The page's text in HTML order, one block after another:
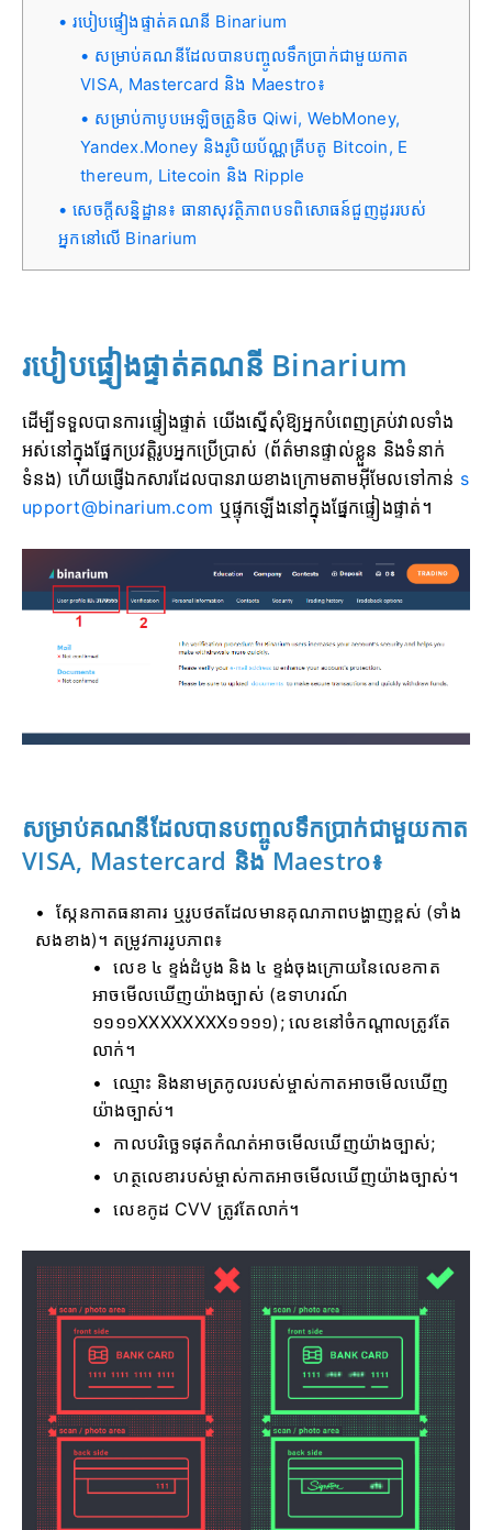
របៀបផ្ទៀងផ្ទាត់គណនី Binarium
សម្រាប់គណនីដែលបានបញ្ចូលទឹកប្រាក់ជាមួយកាត
VISA, Mastercard និង Maestro៖
សម្រាប់កាបូបអេឡិចត្រូនិច Qiwi, WebMoney,
Yandex.Money និងរូបិយប័ណ្ណគ្រីបតូ Bitcoin, E
thereum, Litecoin និង Ripple
សេចក្តីសន្និដ្ឋាន៖ ធានាសុវត្ថិភាពបទពិសោធន៍ជួញដូររបស់
អ្នកនៅលើ Binarium
របៀបផ្ទៀងផ្ទាត់គណនី Binarium
ដើម្បីទទួលបានការផ្ទៀងផ្ទាត់ យើងស្នើសុំឱ្យអ្នកបំពេញគ្រប់វាលទាំង
អស់នៅក្នុងផ្នែកប្រវត្តិរូបអ្នកប្រើប្រាស់ (ព័ត៌មានផ្ទាល់ខ្លួន និងទំនាក់
ទំនង) ហើយផ្ញើឯកសារដែលបានរាយខាងក្រោមតាមអ៊ីមែលទៅកាន់ s
upport@binarium.com ឬផ្ទុកឡើងនៅក្នុងផ្នែកផ្ទៀងផ្ទាត់។
សម្រាប់គណនីដែលបានបញ្ចូលទឹកប្រាក់ជាមួយកាត
VISA, Mastercard និង Maestro៖
ស្កែនកាតធនាគារ ឬរូបថតដែលមានគុណភាពបង្ហាញខ្ពស់ (ទាំង
សងខាង)។ តម្រូវការរូបភាព៖
លេខ ៤ ខ្ទង់ដំបូង និង ៤ ខ្ទង់ចុងក្រោយនៃលេខកាត
អាចមើលឃើញយ៉ាងច្បាស់ (ឧទាហរណ៍
១១១១XXXXXXXX១១១១); លេខនៅចំកណ្តាលត្រូវតែ
លាក់។
ឈ្មោះ និងនាមត្រកូលរបស់ម្ចាស់កាតអាចមើលឃើញ
យ៉ាងច្បាស់។
កាលបរិច្ឆេទផុតកំណត់អាចមើលឃើញយ៉ាងច្បាស់;
ហត្ថលេខារបស់ម្ចាស់កាតអាចមើលឃើញយ៉ាងច្បាស់។
លេខកូដ CVV ត្រូវតែលាក់។